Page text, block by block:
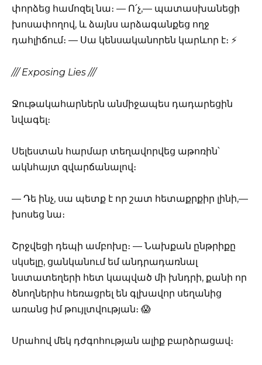
փորձեց համոզել նա։ — Ո՛չ,— պատասխանեցի
խոսափողով, և ձայնս արձագանքեց ողջ
դահլիճում։ — Սա կենսականորեն կարևոր է։ ⚡
/// Exposing Lies ///
Ջութակահարներն անմիջապես դադարեցին
նվագել։
Սելեստան հարմար տեղավորվեց աթոռին՝
ակնհայտ զվարճանալով։
— Դե ինչ, սա պետք է որ շատ հետաքրքիր լինի,—
խոսեց նա։
Շրջվեցի դեպի ամբոխը։ — Նախքան ընթրիքը
սկսելը, ցանկանում եմ անդրադառնալ
նստատեղերի հետ կապված մի խնդրի, քանի որ
ծնողներիս հեռացրել են գլխավոր սեղանից
առանց իմ թույլտվության։ 😱
Սրահով մեկ դժգոհության ալիք բարձրացավ։